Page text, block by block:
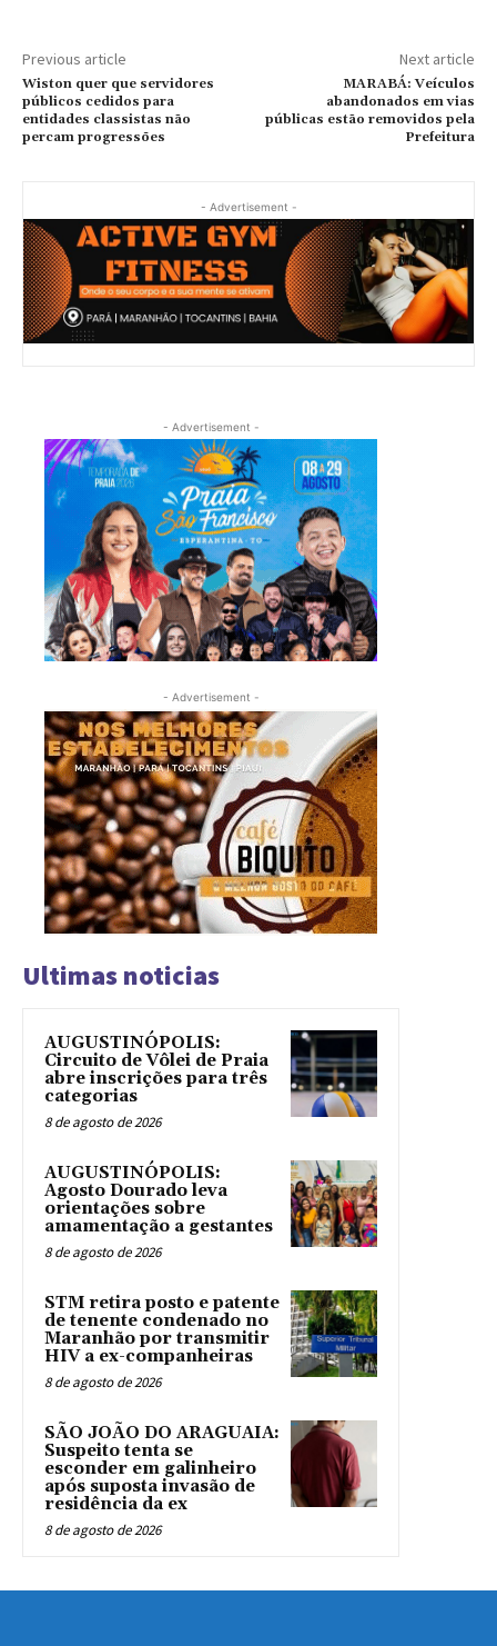
Previous article
Wiston quer que servidores
públicos cedidos para
entidades classistas não
percam progressões
Next article
MARABÁ: Veículos
abandonados em vias
públicas estão removidos pela
Prefeitura
- Advertisement -
- Advertisement -
- Advertisement -
Ultimas noticias
AUGUSTINÓPOLIS:
Circuito de Vôlei de Praia
abre inscrições para três
categorias
8 de agosto de 2026
AUGUSTINÓPOLIS:
Agosto Dourado leva
orientações sobre
amamentação a gestantes
8 de agosto de 2026
STM retira posto e patente
de tenente condenado no
Maranhão por transmitir
HIV a ex-companheiras
8 de agosto de 2026
SÃO JOÃO DO ARAGUAIA:
Suspeito tenta se
esconder em galinheiro
após suposta invasão de
residência da ex
8 de agosto de 2026